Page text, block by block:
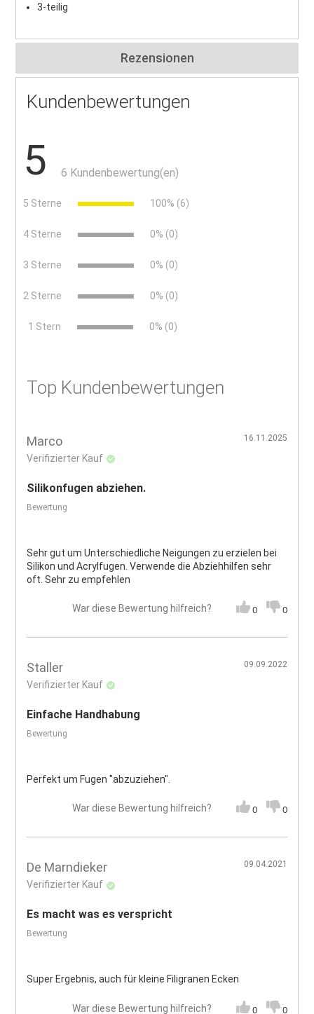
3-teilig
Rezensionen
Kundenbewertungen
5 6 Kundenbewertung(en)
5 Sterne 100% (6)
4 Sterne 0% (0)
3 Sterne 0% (0)
2 Sterne 0% (0)
1 Stern 0% (0)
Top Kundenbewertungen
Marco
Verifizierter Kauf
16.11.2025
Silikonfugen abziehen.
Bewertung
Sehr gut um Unterschiedliche Neigungen zu erzielen bei
Silikon und Acrylfugen. Verwende die Abziehhilfen sehr
oft. Sehr zu empfehlen
War diese Bewertung hilfreich? 0 0
Staller
Verifizierter Kauf
09.09.2022
Einfache Handhabung
Bewertung
Perfekt um Fugen "abzuziehen".
War diese Bewertung hilfreich? 0 0
De Marndieker
Verifizierter Kauf
09.04.2021
Es macht was es verspricht
Bewertung
Super Ergebnis, auch für kleine Filigranen Ecken
War diese Bewertung hilfreich? 0 0